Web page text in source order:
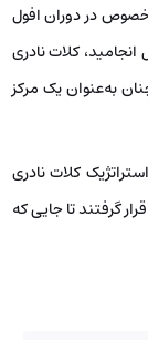
شمسی) و به‌خصوص در دوران افول
به طول انجامید، کلات نادری
به‌عنوان یک مرکز
اهمیت استراتژیک کلات نادری
گرفتند تا جایی که